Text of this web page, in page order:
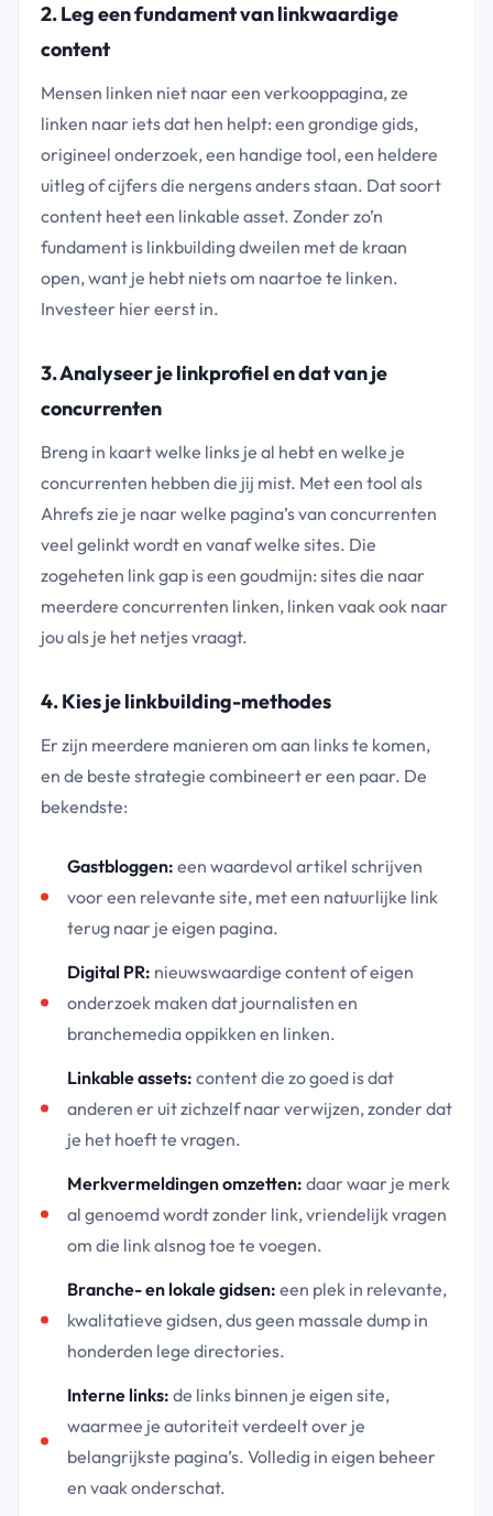
2. Leg een fundament van linkwaardige
content
Mensen linken niet naar een verkooppagina, ze
linken naar iets dat hen helpt: een grondige gids,
origineel onderzoek, een handige tool, een heldere
uitleg of cijfers die nergens anders staan. Dat soort
content heet een linkable asset. Zonder zo’n
fundament is linkbuilding dweilen met de kraan
open, want je hebt niets om naartoe te linken.
Investeer hier eerst in.
3. Analyseer je linkprofiel en dat van je
concurrenten
Breng in kaart welke links je al hebt en welke je
concurrenten hebben die jij mist. Met een tool als
Ahrefs zie je naar welke pagina’s van concurrenten
veel gelinkt wordt en vanaf welke sites. Die
zogeheten link gap is een goudmijn: sites die naar
meerdere concurrenten linken, linken vaak ook naar
jou als je het netjes vraagt.
4. Kies je linkbuilding-methodes
Er zijn meerdere manieren om aan links te komen,
en de beste strategie combineert er een paar. De
bekendste:
Gastbloggen: een waardevol artikel schrijven
voor een relevante site, met een natuurlijke link
terug naar je eigen pagina.
Digital PR: nieuwswaardige content of eigen
onderzoek maken dat journalisten en
branchemedia oppikken en linken.
Linkable assets: content die zo goed is dat
anderen er uit zichzelf naar verwijzen, zonder dat
je het hoeft te vragen.
Merkvermeldingen omzetten: daar waar je merk
al genoemd wordt zonder link, vriendelijk vragen
om die link alsnog toe te voegen.
Branche- en lokale gidsen: een plek in relevante,
kwalitatieve gidsen, dus geen massale dump in
honderden lege directories.
Interne links: de links binnen je eigen site,
waarmee je autoriteit verdeelt over je
belangrijkste pagina’s. Volledig in eigen beheer
en vaak onderschat.